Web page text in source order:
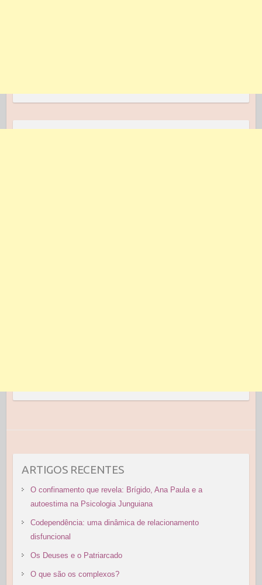
ARTIGOS RECENTES
O confinamento que revela: Brígido, Ana Paula e a
autoestima na Psicologia Junguiana
Codependência: uma dinâmica de relacionamento
disfuncional
Os Deuses e o Patriarcado
O que são os complexos?